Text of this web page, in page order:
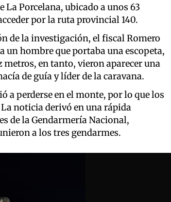
La Porcelana, ubicado a unos 63
por la ruta provincial 140.
de la investigación, el fiscal Romero
un hombre que portaba una escopeta,
en tanto, vieron aparecer una
de guía y líder de la caravana.
a perderse en el monte, por lo que los
noticia derivó en una rápida
de la Gendarmería Nacional,
a los tres gendarmes.